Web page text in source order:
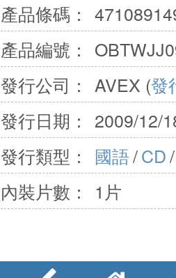
產品條碼：
產品編號：
發行公司：
AVEX (發
發行日期：
2009/12/
發行類型：
國語/CD/
內裝片數：
1片